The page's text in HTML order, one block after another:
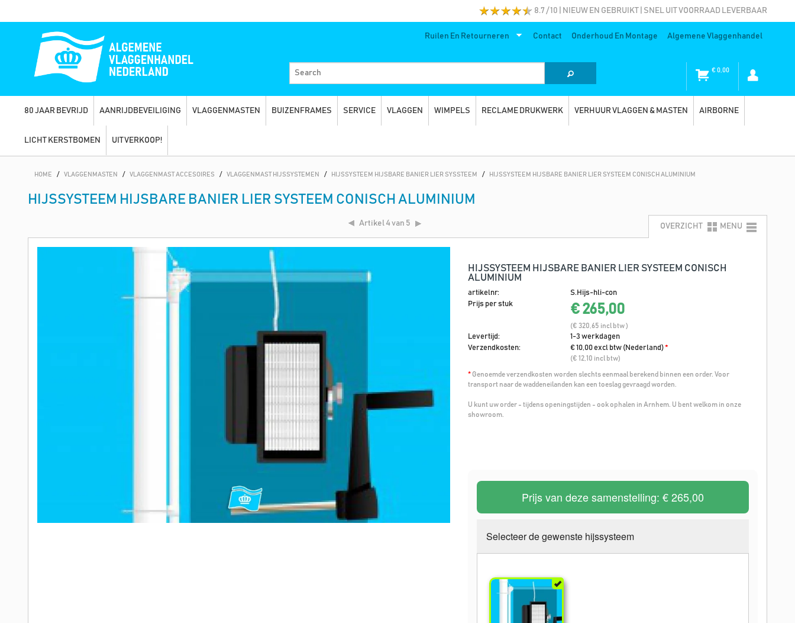
8.7 / 10 | NIEUW EN GEBRUIKT | SNEL UIT VOORRAAD LEVERBAAR
Ruilen En Retourneren Contact Onderhoud En Montage Algemene Vlaggenhandel
€0,00
80 JAAR BEVRIJD AANRIJDBEVEILIGING VLAGGENMASTEN BUIZENFRAMES SERVICE VLAGGEN WIMPELS RECLAME DRUKWERK VERHUUR VLAGGEN & MASTEN AIRBORNE
LICHT KERSTBOMEN UITVERKOOP!
HOME / VLAGGENMASTEN / VLAGGENMAST ACCESOIRES / VLAGGENMAST HIJSSYSTEMEN / HIJSSYSTEEM HIJSBARE BANIER LIER SYSSTEEM / HIJSSYSTEEM HIJSBARE BANIER LIER SYSTEEM CONISCH ALUMINIUM
HIJSSYSTEEM HIJSBARE BANIER LIER SYSTEEM CONISCH ALUMINIUM
Artikel 4 van 5 OVERZICHT MENU
HIJSSYSTEEM HIJSBARE BANIER LIER SYSTEEM CONISCH
ALUMINIUM
artikelnr:
S.Hijs-hli-con
Prijs per stuk
€ 265,00
(€ 320,65 incl btw )
Levertijd:
1-3 werkdagen
Verzendkosten:
€ 10,00 excl btw (Nederland)*
(€ 12,10 incl btw)
* Genoemde verzendkosten worden slechts eenmaal berekend binnen een order. Voor
transport naar de waddeneilanden kan een toeslag gevraagd worden.
U kunt uw order - tijdens openingstijden - ook ophalen in Arnhem. U bent welkom in onze
showroom.
Prijs van deze samenstelling: € 265,00
Selecteer de gewenste hijssysteem